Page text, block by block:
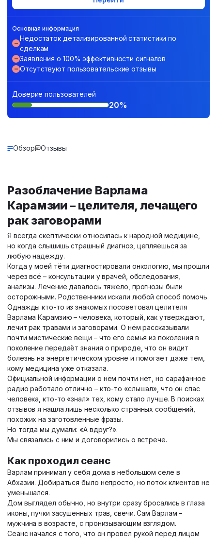
Основная информация
Недостаток детализированной статистики по
сделкам
Заявления о 100% эффективности сигналов
Отсутствуют пользовательские отзывы
Доверие пользователей
20%
Обзор Отзывы
Разоблачение Варлама
Карамзии – целителя, лечащего
рак заговорами
Я всегда скептически относилась к народной медицине,
но когда слышишь страшный диагноз, цепляешься за
любую надежду.
Когда у моей тёти диагностировали онкологию, мы прошли
через всё – консультации у врачей, обследования,
анализы. Лечение давалось тяжело, прогнозы были
осторожными. Родственники искали любой способ помочь.
Однажды кто-то из знакомых посоветовал целителя
Варлама Карамзию – человека, который, как утверждают,
лечит рак травами и заговорами. О нём рассказывали
почти мистические вещи – что его семья из поколения в
поколение передаёт знания о природе, что он видит
болезнь на энергетическом уровне и помогает даже тем,
кому медицина уже отказала.
Официальной информации о нём почти нет, но сарафанное
радио работало отлично – кто-то «слышал», что он спас
человека, кто-то «знал» тех, кому стало лучше. В поисках
отзывов я нашла лишь несколько странных сообщений,
похожих на заготовленные фразы.
Но тогда мы думали: «А вдруг?».
Мы связались с ним и договорились о встрече.
Как проходил сеанс
Варлам принимал у себя дома в небольшом селе в
Абхазии. Добираться было непросто, но поток клиентов не
уменьшался.
Дом выглядел обычно, но внутри сразу бросались в глаза
иконы, пучки засушенных трав, свечи. Сам Варлам –
мужчина в возрасте, с пронизывающим взглядом.
Сеанс начался с того, что он провёл рукой перед лицом